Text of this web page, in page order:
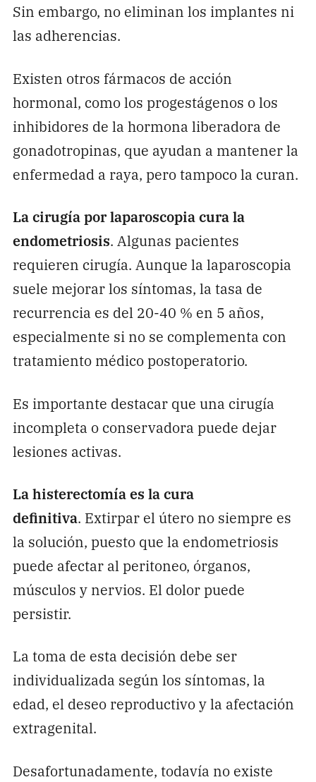
Sin embargo, no eliminan los implantes ni
las adherencias.
Existen otros fármacos de acción
hormonal, como los progestágenos o los
inhibidores de la hormona liberadora de
gonadotropinas, que ayudan a mantener la
enfermedad a raya, pero tampoco la curan.
La cirugía por laparoscopia cura la
endometriosis. Algunas pacientes
requieren cirugía. Aunque la laparoscopia
suele mejorar los síntomas, la tasa de
recurrencia es del 20-40 % en 5 años,
especialmente si no se complementa con
tratamiento médico postoperatorio.
Es importante destacar que una cirugía
incompleta o conservadora puede dejar
lesiones activas.
La histerectomía es la cura
definitiva. Extirpar el útero no siempre es
la solución, puesto que la endometriosis
puede afectar al peritoneo, órganos,
músculos y nervios. El dolor puede
persistir.
La toma de esta decisión debe ser
individualizada según los síntomas, la
edad, el deseo reproductivo y la afectación
extragenital.
Desafortunadamente, todavía no existe